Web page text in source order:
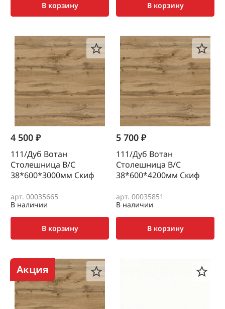
В корзину В корзину
4 500 ₽
111/Дуб Вотан
Столешница В/С
38*600*3000мм Скиф
арт. 00035665
В наличии
В корзину
5 700 ₽
111/Дуб Вотан
Столешница В/С
38*600*4200мм Скиф
арт. 00035851
В наличии
В корзину
Акция